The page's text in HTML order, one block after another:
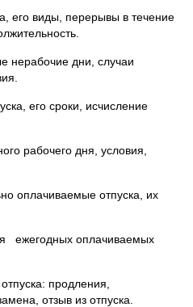
его виды, перерывы в течение
нерабочие дни, случаи
его сроки, исчисление
рабочего дня, условия,
оплачиваемые отпуска, их
ежегодных оплачиваемых
продления,
отзыв из отпуска.